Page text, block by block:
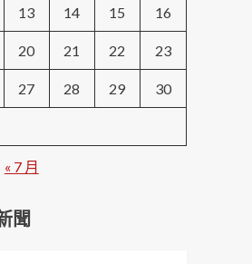
13 14 15 16
20 21 22 23
27 28 29 30
« 7 月
聞